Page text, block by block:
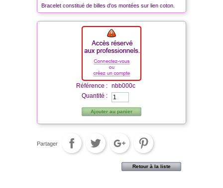
Bracelet constitué de billes d'os montées sur lien coton.
Référence :
nbb000c
Quantité :
Ajouter au panier
Partager
Retour à la liste